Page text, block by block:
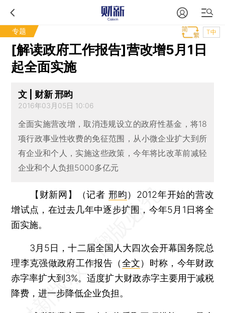
专题 T中
[解读政府工作报告]营改增5月1日
起全面实施
文 | 财新 邢昀
2016年03月05日 10:06
全面实施营改增，取消违规设立的政府性基金，将18
项行政事业性收费的免征范围，从小微企业扩大到所
有企业和个人，实施这些政策，今年将比改革前减轻
企业和个人负担5000多亿元
【财新网】（记者 邢昀） 2012年开始的营改
增试点，在过去几年中逐步扩围，今年5月1日将全
面实施。
3月5日，十二届全国人大四次会开幕国务院总
理李克强做政府工作报告（全文）时称，今年财政
赤字率扩大到3%。适度扩大财政赤字主要用于减税
降费，进一步降低企业负担。